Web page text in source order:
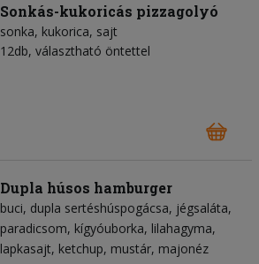
Sonkás-kukoricás pizzagolyó
sonka kukorica sajt
12db, választható öntettel
Dupla húsos hamburger
buci dupla sertéshúspogácsa jégsaláta
paradicsom kígyóuborka lilahagyma
lapkasajt ketchup mustár majonéz